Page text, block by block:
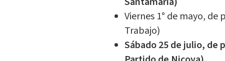
Viernes 1° de mayo,
Trabajo)
Sábado 25 de julio, de